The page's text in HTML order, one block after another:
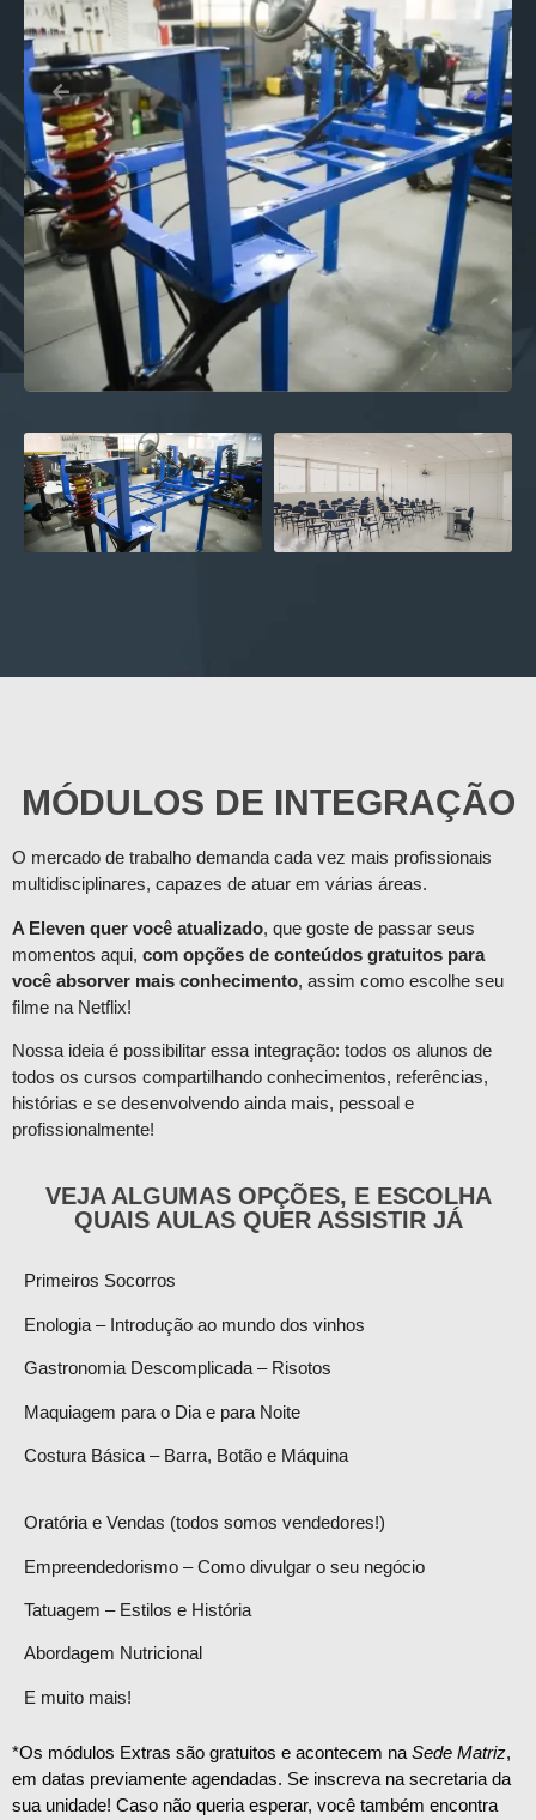
MÓDULOS DE INTEGRAÇÃO
O mercado de trabalho demanda cada vez mais profissionais
multidisciplinares, capazes de atuar em várias áreas.
A Eleven quer você atualizado, que goste de passar seus
momentos aqui, com opções de conteúdos gratuitos para
você absorver mais conhecimento, assim como escolhe seu
filme na Netflix!
Nossa ideia é possibilitar essa integração: todos os alunos de
todos os cursos compartilhando conhecimentos, referências,
histórias e se desenvolvendo ainda mais, pessoal e
profissionalmente!
VEJA ALGUMAS OPÇÕES, E ESCOLHA
QUAIS AULAS QUER ASSISTIR JÁ
Primeiros Socorros
Enologia – Introdução ao mundo dos vinhos
Gastronomia Descomplicada – Risotos
Maquiagem para o Dia e para Noite
Costura Básica – Barra, Botão e Máquina
Oratória e Vendas (todos somos vendedores!)
Empreendedorismo – Como divulgar o seu negócio
Tatuagem – Estilos e História
Abordagem Nutricional
E muito mais!
*Os módulos Extras são gratuitos e acontecem na Sede Matriz,
em datas previamente agendadas. Se inscreva na secretaria da
sua unidade! Caso não queria esperar, você também encontra